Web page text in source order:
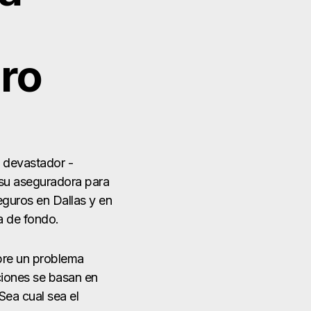
devastador -
aseguradora para
en Dallas y en
de fondo.
un problema
se basan en
cual sea el